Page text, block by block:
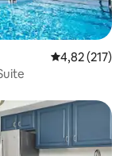
4,82 (217)